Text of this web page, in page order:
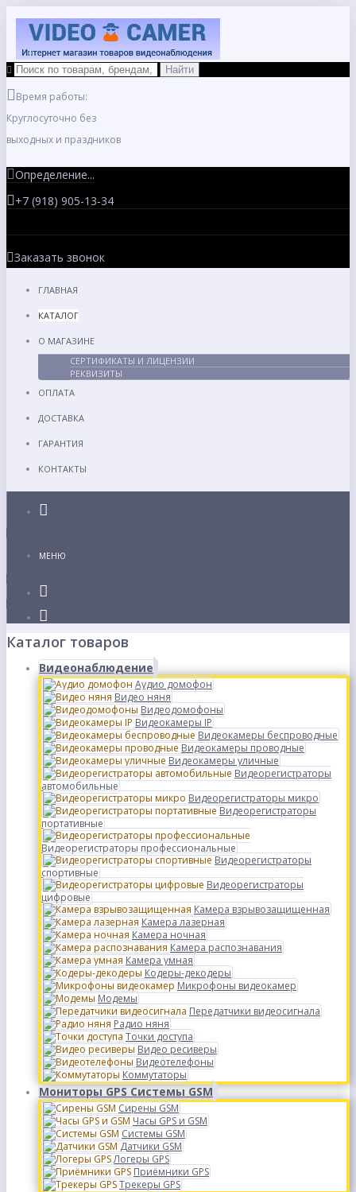
Время работы:
Круглосуточно без
выходных и праздников
Определение...
+7 (918) 905-13-34
Заказать звонок
ГЛАВНАЯ
КАТАЛОГ
О МАГАЗИНЕ
СЕРТИФИКАТЫ И ЛИЦЕНЗИИ
РЕКВИЗИТЫ
ОПЛАТА
ДОСТАВКА
ГАРАНТИЯ
КОНТАКТЫ
МЕНЮ
Каталог товаров
Видеонаблюдение
Аудио домофон
Видео няня
Видеодомофоны
Видеокамеры IP
Видеокамеры беспроводные
Видеокамеры проводные
Видеокамеры уличные
Видеорегистраторы
автомобильные
Видеорегистраторы микро
Видеорегистраторы
портативные
Видеорегистраторы профессиональные
Видеорегистраторы
спортивные
Видеорегистраторы
цифровые
Камера взрывозащищенная
Камера лазерная
Камера ночная
Камера распознавания
Камера умная
Кодеры-декодеры
Микрофоны видеокамер
Модемы
Передатчики видеосигнала
Радио няня
Точки доступа
Видео ресиверы
Видеотелефоны
Коммутаторы
Мониторы GPS Системы GSM
Сирены GSM
Часы GPS и GSM
Системы GSM
Датчики GSM
Логеры GPS
Приёмники GPS
Трекеры GPS